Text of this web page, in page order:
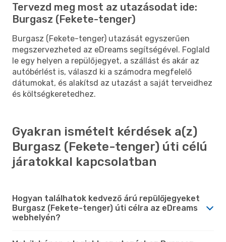
Tervezd meg most az utazásodat ide:
Burgasz (Fekete-tenger)
Burgasz (Fekete-tenger) utazását egyszerűen
megszervezheted az eDreams segítségével. Foglald
le egy helyen a repülőjegyet, a szállást és akár az
autóbérlést is, válaszd ki a számodra megfelelő
dátumokat, és alakítsd az utazást a saját terveidhez
és költségkeretedhez.
Gyakran ismételt kérdések a(z)
Burgasz (Fekete-tenger) úti célú
járatokkal kapcsolatban
Hogyan találhatok kedvező árú repülőjegyeket
Burgasz (Fekete-tenger) úti célra az eDreams
webhelyén?